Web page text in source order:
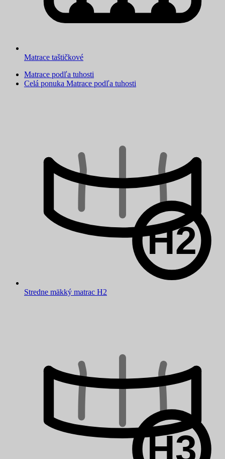
Matrace taštičkové
Matrace podľa tuhosti
Celá ponuka Matrace podľa tuhosti
Stredne mäkký matrac H2